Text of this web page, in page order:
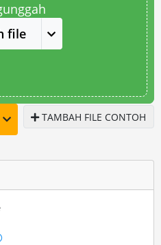
file
TAMBAH FILE CONTOH